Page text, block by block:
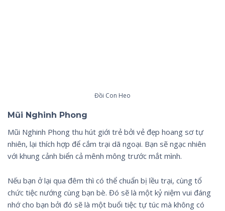
Đồi Con Heo
Mũi Nghinh Phong
Mũi Nghinh Phong thu hút giới trẻ bởi vẻ đẹp hoang sơ tự
nhiên, lại thích hợp để cắm trại dã ngoại. Bạn sẽ ngạc nhiên
với khung cảnh biển cả mênh mông trước mắt mình.
Nếu bạn ở lại qua đêm thì có thể chuẩn bị lều trại, cùng tổ
chức tiệc nướng cùng bạn bè. Đó sẽ là một kỷ niệm vui đáng
nhớ cho bạn bởi đó sẽ là một buổi tiệc tự túc mà không có